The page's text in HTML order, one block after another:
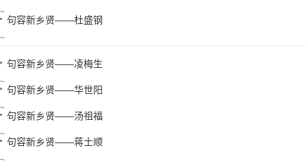
句容新乡贤——杜盛钢
句容新乡贤——凌梅生
句容新乡贤——华世阳
句容新乡贤——汤祖福
句容新乡贤——蒋士顺